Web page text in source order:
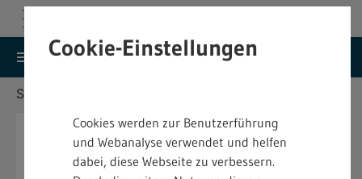
menu Menu search Suche
Sie befinden sich hier:
Cookie-Einstellungen
Cookies werden zur Benutzerführung
und Webanalyse verwendet und helfen
dabei, diese Webseite zu verbessern.